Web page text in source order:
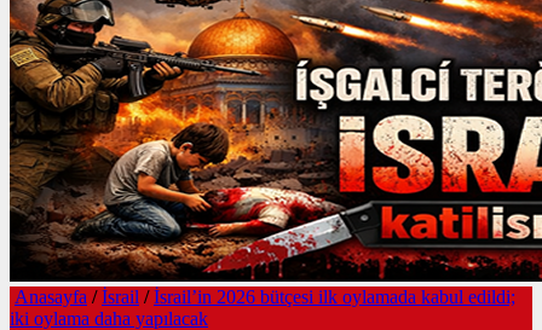
Anasayfa / İsrail / İsrail’in 2026 bütçesi ilk oylamada kabul edildi;
iki oylama daha yapılacak